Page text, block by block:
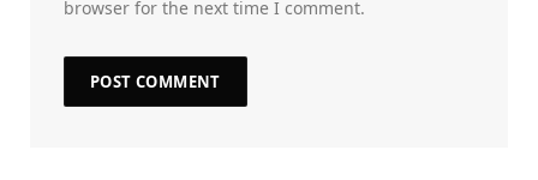
browser for the next time I comment.